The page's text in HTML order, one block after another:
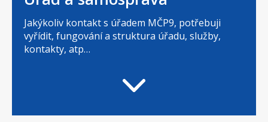
Jakýkoliv kontakt s úřadem MČP9, potřebuji
vyřídit, fungování a struktura úřadu, služby,
kontakty, atp…